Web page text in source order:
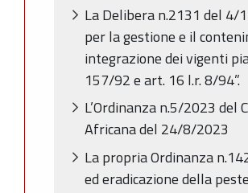
La Delibera n.2131 del 4/
per la gestione e il
integrazione dei vigenti
157/92 e art. 16 l.r. 8/94”.
L’Ordinanza n.5/2023
Africana del 24/8/2023
La propria Ordinanza
ed eradicazione della